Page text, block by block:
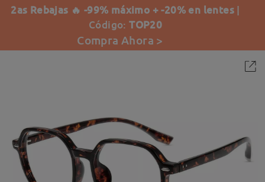
2as Rebajas 🔥 -99% máximo + -20% en lentes |
Código:TOP20
Compra Ahora >